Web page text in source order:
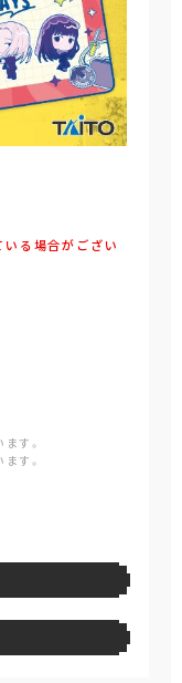
る場合がござい
す。
す。